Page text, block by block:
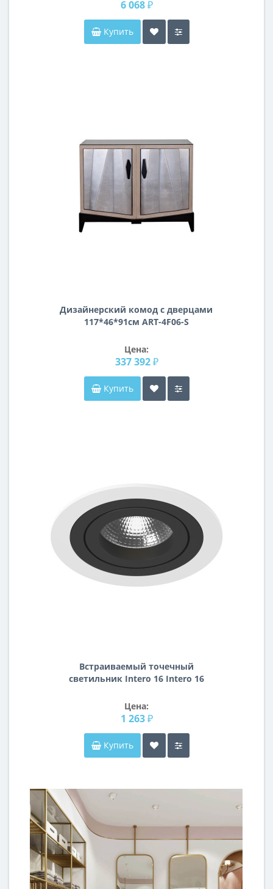
6 068 ₽
Купить
Дизайнерский комод с дверцами
117*46*91см ART-4F06-S
Цена:
337 392 ₽
Купить
Встраиваемый точечный
светильник Intero 16 Intero 16
Цена:
1 263 ₽
Купить